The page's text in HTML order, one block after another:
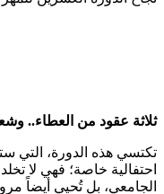
ثلاثة عقود من العطاء..
تكتسي هذه الدورة، التي
احتفالية خاصة؛ فهي لا